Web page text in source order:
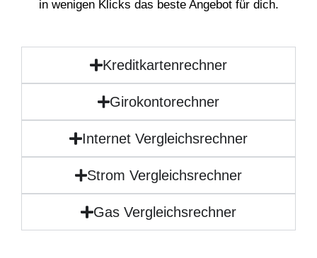
in wenigen Klicks das beste Angebot für dich.
Kreditkartenrechner
Girokontorechner
Internet Vergleichsrechner
Strom Vergleichsrechner
Gas Vergleichsrechner